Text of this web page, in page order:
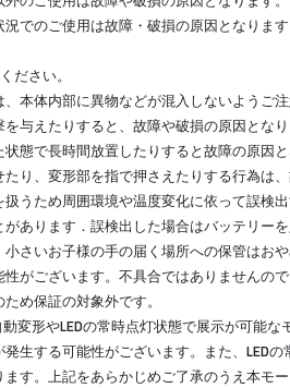
でのご使用は故障・破損の原因となります
ださい。
本体内部に異物などが混入しないようご注
与えたりすると、故障や破損の原因とな
態で長時間放置したりすると故障の原因と
り、変形部を指で押さえたりする行為は
うため周囲環境や温度変化に依って誤検
あります．誤検出した場合はバッテリーを
さいお子様の手の届く場所への保管はおや
がございます。不具合ではありませんので
め保証の対象外です。
変形やLEDの常時点灯状態で展示が可能
生する可能性がございます。また、LED
す。上記をあらかじめご了承のうえ本モー